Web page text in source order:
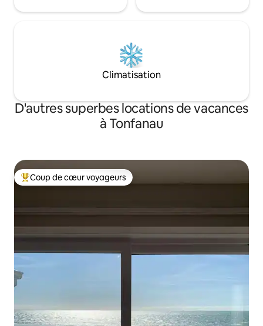
Climatisation
D'autres superbes locations de vacances
à Tonfanau
Coup de cœur voyageurs parmi les plus aimés
Coup de cœur voyageurs